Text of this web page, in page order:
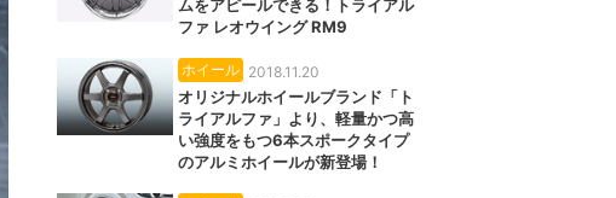
ムをアピールできる！トライアル
ファ レオウイング RM9
ホイール 2018.11.20
オリジナルホイールブランド「ト
ライアルファ」より、軽量かつ高
い強度をもつ6本スポークタイプ
のアルミホイールが新登場！